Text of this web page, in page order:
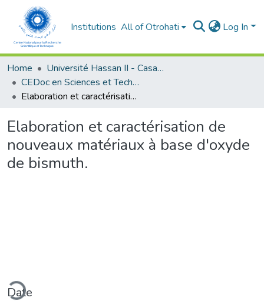
Institutions All of Otrohati Log In
Home
Université Hassan II - Casablanca
CEDoc en Sciences et Techniques et Sciences Médicales (CED -STSM)
Elaboration et caractérisation de nouveaux matériaux à base d'oxyde de bismuth.
Elaboration et caractérisation de
nouveaux matériaux à base d'oxyde
de bismuth.
Date